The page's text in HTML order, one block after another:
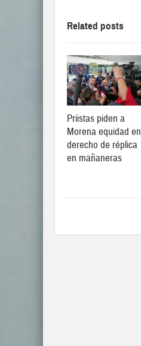
Related posts
Priistas piden a
Morena equidad en
derecho de réplica
en mañaneras